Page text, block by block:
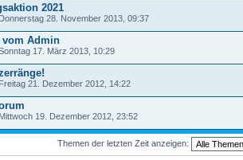
2021
28. November 2013, 09:37
Admin
17. März 2013, 10:29
21. Dezember 2012, 14:22
19. Dezember 2012, 23:52
Themen der letzten Zeit anzeigen: